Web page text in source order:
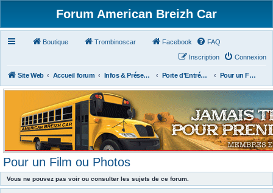
Forum American Breizh Car
Boutique Trombinoscar Facebook FAQ
Connexion
Inscription
Site Web Accueil forum Infos & Présentations Porte d'Entrée du Forum Pour un Film ou Photos
Pour un Film ou Photos
Vous ne pouvez pas voir ou consulter les sujets de ce forum.